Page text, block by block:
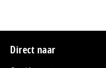
Footer
Direct naar